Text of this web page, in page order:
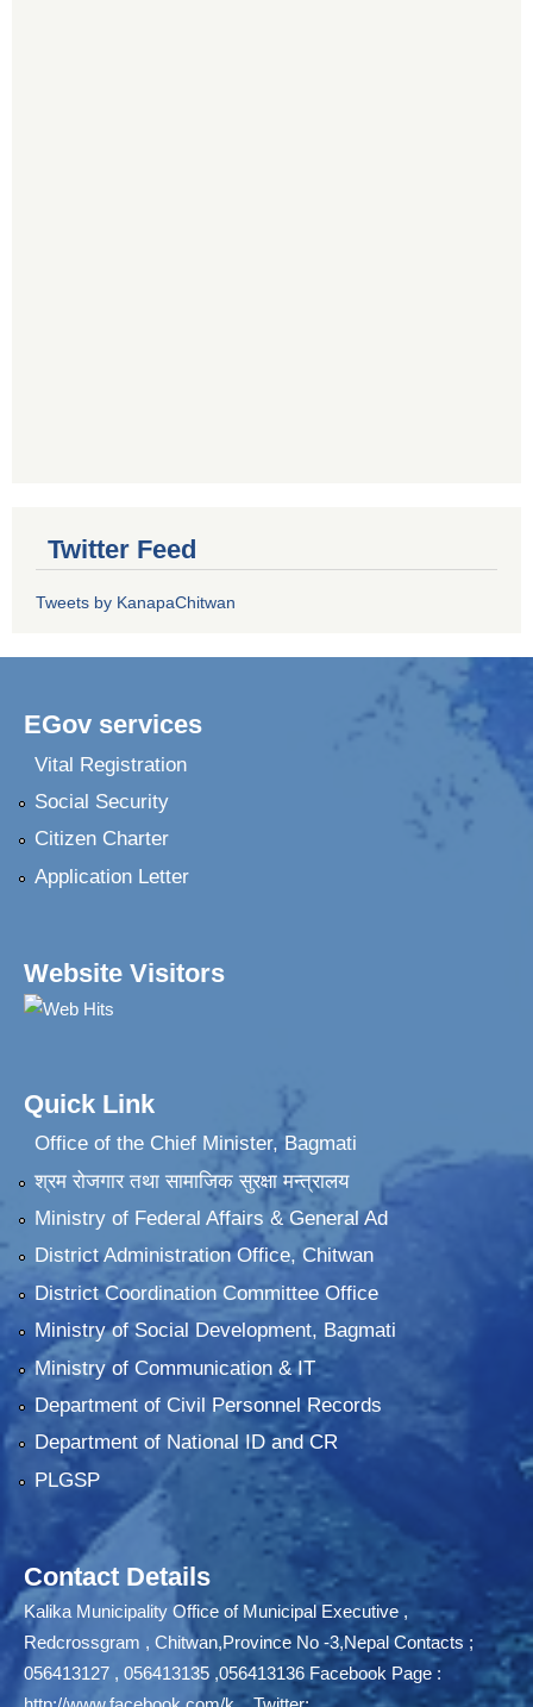
Twitter Feed
Tweets by KanapaChitwan
EGov services
Vital Registration
Social Security
Citizen Charter
Application Letter
Website Visitors
Quick Link
Office of the Chief Minister, Bagmati
श्रम रोजगार तथा सामाजिक सुरक्षा मन्त्रालय
Ministry of Federal Affairs & General Ad
District Administration Office, Chitwan
District Coordination Committee Office
Ministry of Social Development, Bagmati
Ministry of Communication & IT
Department of Civil Personnel Records
Department of National ID and CR
PLGSP
Contact Details
Kalika Municipality Office of Municipal Executive ,
Redcrossgram , Chitwan,Province No -3,Nepal Contacts ;
056413127 , 056413135 ,056413136 Facebook Page :